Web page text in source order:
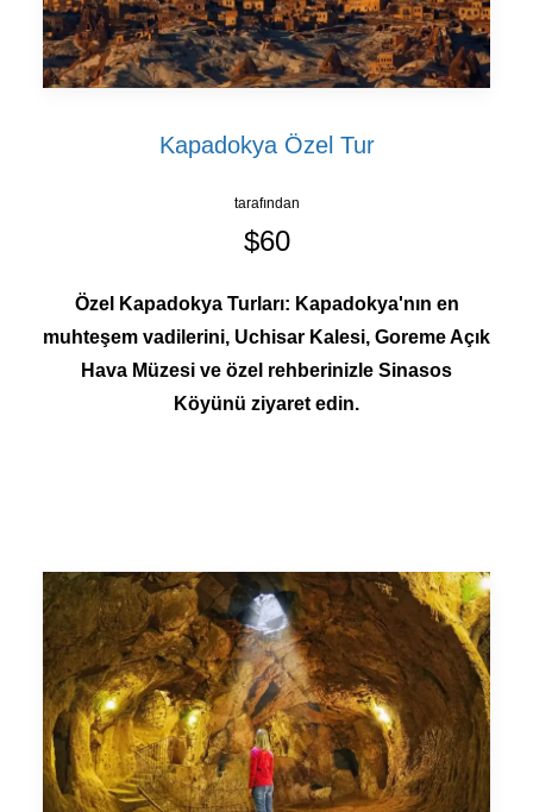
Kapadokya Özel Tur
tarafından
$60
Özel Kapadokya Turları: Kapadokya'nın en
muhteşem vadilerini, Uchisar Kalesi, Goreme Açık
Hava Müzesi ve özel rehberinizle Sinasos
Köyünü ziyaret edin.